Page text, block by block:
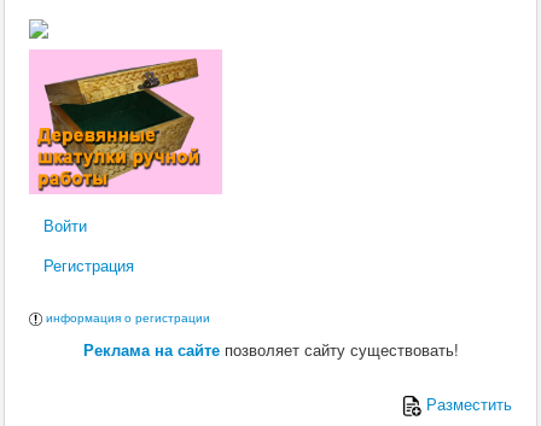
Войти
Регистрация
информация о регистрации
Реклама на сайтепозволяет сайту существовать!
Разместить